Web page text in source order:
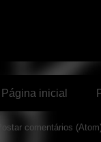
Página inicial
Postar comentários